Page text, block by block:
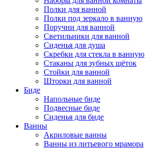
Полки для ванной
Полки под зеркало в ванную
Поручни для ванной
Светильники для ванной
Сиденья для душа
Скребки для стекла в ванную
Стаканы для зубных щёток
Стойки для ванной
Шторки для ванной
Биде
Напольные биде
Подвесные биде
Сиденья для биде
Ванны
Акриловые ванны
Ванны из литьевого мрамора